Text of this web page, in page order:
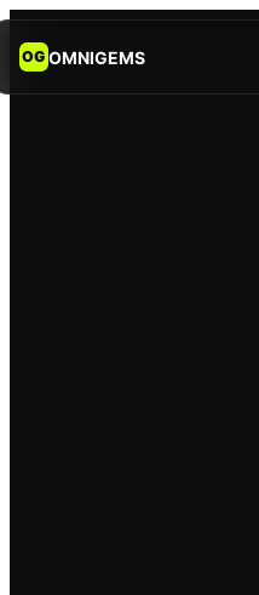
OG OMNIGEMS